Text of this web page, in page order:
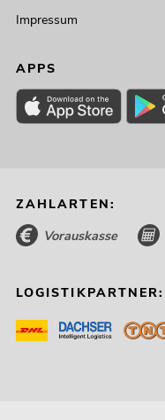
Impressum
APPS
ZAHLARTEN:
Vorauskasse
LOGISTIKPARTNER: